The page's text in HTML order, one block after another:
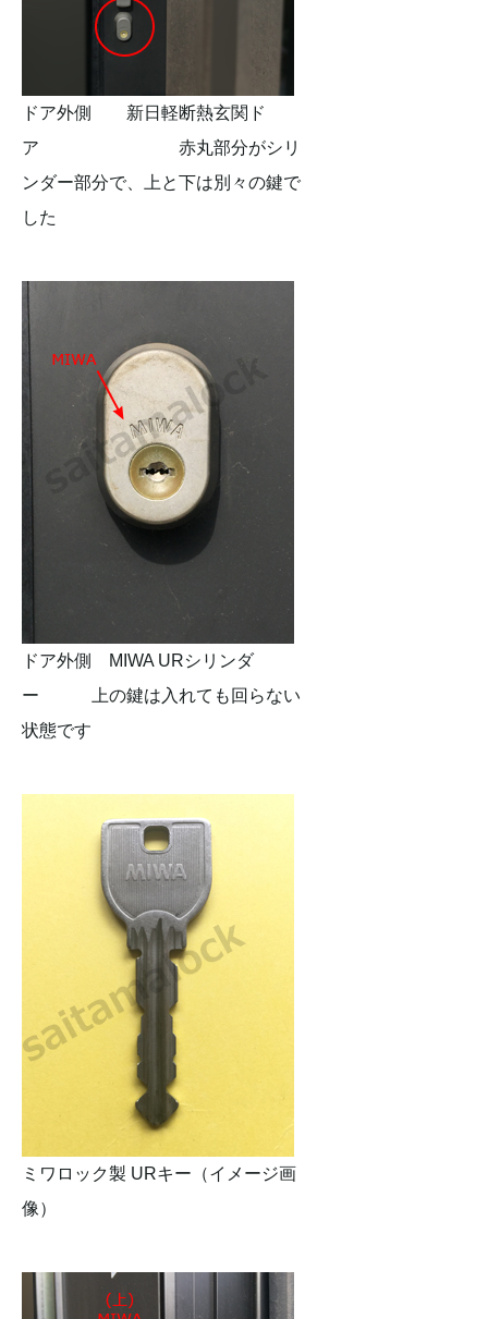
ドア外側 新日軽断熱玄関ド
ア 赤丸部分がシリ
ンダー部分で、上と下は別々の鍵で
した
ドア外側 MIWA URシリンダ
ー 上の鍵は入れても回らない
状態です
ミワロック製 URキー（イメージ画
像）